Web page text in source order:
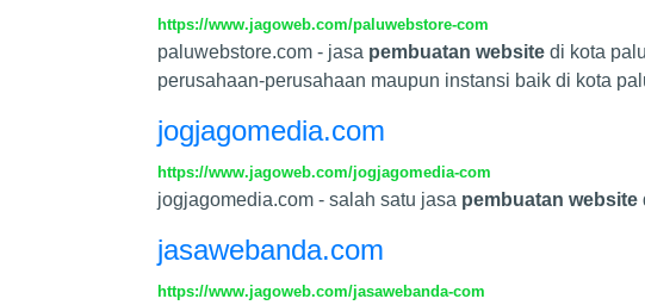
https://www.jagoweb.com/paluwebstore-com
paluwebstore.com - jasa pembuatan website di kota
perusahaan-perusahaan maupun instansi baik di kota
jogjagomedia.com
https://www.jagoweb.com/jogjagomedia-com
jogjagomedia.com - salah satu jasa pembuatan website
jasawebanda.com
https://www.jagoweb.com/jasawebanda-com